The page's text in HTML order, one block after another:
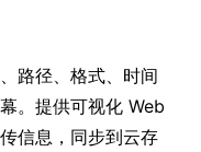
路径、格式、时间
。提供可视化 Web
信息，同步到云存